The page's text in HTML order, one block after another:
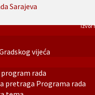
vijeća
rada
pretraga Programa rada
Izvor